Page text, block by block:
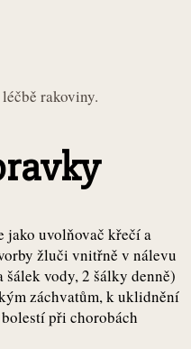
rakoviny.
jako uvolňovač křečí a
žluči vnitřně v nálevu
vody, 2 šálky denně)
záchvatům, k uklidnění
při chorobách